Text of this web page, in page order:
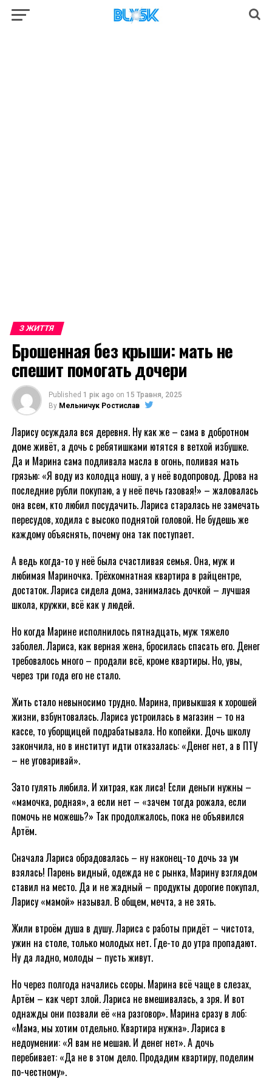
З ЖИТТЯ
Брошенная без крыши: мать не
спешит помогать дочери
Published 1 рік ago on 15 Травня, 2025
By Мельничук Ростислав
Ларису осуждала вся деревня. Ну как же – сама в добротном
доме живёт, а дочь с ребятишками ютятся в ветхой избушке.
Да и Марина сама подливала масла в огонь, поливая мать
грязью: «Я воду из колодца ношу, а у неё водопровод. Дрова на
последние рубли покупаю, а у неё печь газовая!» – жаловалась
она всем, кто любил посудачить. Лариса старалась не замечать
пересудов, ходила с высоко поднятой головой. Не будешь же
каждому объяснять, почему она так поступает.
А ведь когда-то у неё была счастливая семья. Она, муж и
любимая Мариночка. Трёхкомнатная квартира в райцентре,
достаток. Лариса сидела дома, занималась дочкой – лучшая
школа, кружки, всё как у людей.
Но когда Марине исполнилось пятнадцать, муж тяжело
заболел. Лариса, как верная жена, бросилась спасать его. Денег
требовалось много – продали всё, кроме квартиры. Но, увы,
через три года его не стало.
Жить стало невыносимо трудно. Марина, привыкшая к хорошей
жизни, взбунтовалась. Лариса устроилась в магазин – то на
кассе, то уборщицей подрабатывала. Но копейки. Дочь школу
закончила, но в институт идти отказалась: «Денег нет, а в ПТУ
– не уговаривай».
Зато гулять любила. И хитрая, как лиса! Если деньги нужны –
«мамочка, родная», а если нет – «зачем тогда рожала, если
помочь не можешь?» Так продолжалось, пока не объявился
Артём.
Сначала Лариса обрадовалась – ну наконец-то дочь за ум
взялась! Парень видный, одежда не с рынка, Марину взглядом
ставил на место. Да и не жадный – продукты дорогие покупал,
Ларису «мамой» называл. В общем, мечта, а не зять.
Жили втроём душа в душу. Лариса с работы придёт – чистота,
ужин на столе, только молодых нет. Где-то до утра пропадают.
Ну да ладно, молоды – пусть живут.
Но через полгода начались ссоры. Марина всё чаще в слезах,
Артём – как черт злой. Лариса не вмешивалась, а зря. И вот
однажды они позвали её «на разговор». Марина сразу в лоб:
«Мама, мы хотим отдельно. Квартира нужна». Лариса в
недоумении: «Я вам не мешаю. И денег нет». А дочь
перебивает: «Да не в этом дело. Продадим квартиру, поделим
по-честному».